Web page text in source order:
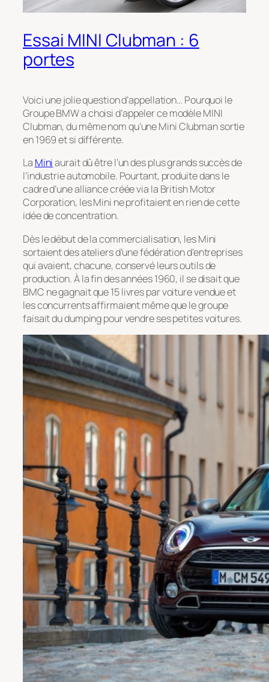
Essai MINI Clubman : 6
portes
Voici une jolie question d’appellation… Pourquoi le
Groupe BMW a choisi d’appeler ce modèle MINI
Clubman, du même nom qu’une Mini Clubman sortie
en 1969 et si différente.
La Miniaurait dû être l’un des plus grands succès de
l’industrie automobile. Pourtant, produite dans le
cadre d’une alliance créée via la British Motor
Corporation, les Mini ne profitaient en rien de cette
idée de concentration.
Dès le début de la commercialisation, les Mini
sortaient des ateliers d’une fédération d’entreprises
qui avaient, chacune, conservé leurs outils de
production. À la fin des années 1960, il se disait que
BMC ne gagnait que 15 livres par voiture vendue et
les concurrents affirmaient même que le groupe
faisait du dumping pour vendre ses petites voitures.